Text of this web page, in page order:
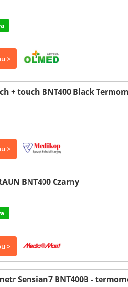
>
+ touch BNT400 Black
>
BNT400 Czarny
>
Sensian7 BNT400B -